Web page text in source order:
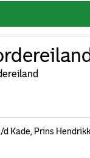
d Kade, Prins